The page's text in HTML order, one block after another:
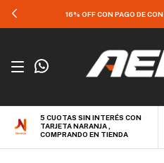
16% OFF CON PAGO DE
5 CUOTAS SIN INTERÉS CON
TARJETA NARANJA ,
COMPRANDO EN TIENDA